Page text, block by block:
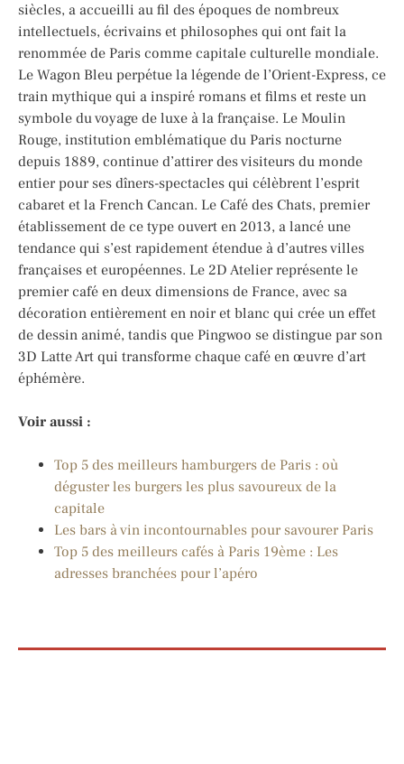
siècles, a accueilli au fil des époques de nombreux
intellectuels, écrivains et philosophes qui ont fait la
renommée de Paris comme capitale culturelle mondiale.
Le Wagon Bleu perpétue la légende de l’Orient-Express, ce
train mythique qui a inspiré romans et films et reste un
symbole du voyage de luxe à la française. Le Moulin
Rouge, institution emblématique du Paris nocturne
depuis 1889, continue d’attirer des visiteurs du monde
entier pour ses dîners-spectacles qui célèbrent l’esprit
cabaret et la French Cancan. Le Café des Chats, premier
établissement de ce type ouvert en 2013, a lancé une
tendance qui s’est rapidement étendue à d’autres villes
françaises et européennes. Le 2D Atelier représente le
premier café en deux dimensions de France, avec sa
décoration entièrement en noir et blanc qui crée un effet
de dessin animé, tandis que Pingwoo se distingue par son
3D Latte Art qui transforme chaque café en œuvre d’art
éphémère.
Voir aussi :
Top 5 des meilleurs hamburgers de Paris : où
déguster les burgers les plus savoureux de la
capitale
Les bars à vin incontournables pour savourer Paris
Top 5 des meilleurs cafés à Paris 19ème : Les
adresses branchées pour l’apéro